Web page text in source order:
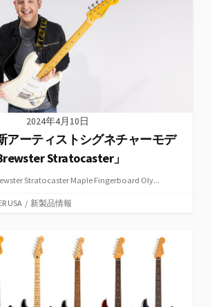
2024年4月10日
アーティストシグネチャーモデ
Stratocaster」
Stratocaster Maple Fingerboard Oly...
USA / 新製品情報